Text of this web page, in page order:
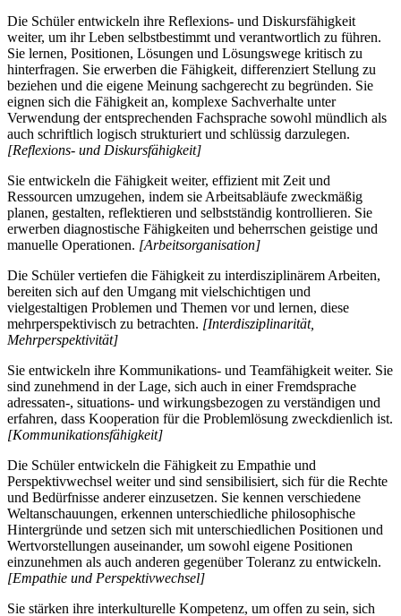
Die Schüler entwickeln ihre Reflexions- und Diskursfähigkeit
weiter, um ihr Leben selbstbestimmt und verantwortlich zu führen.
Sie lernen, Positionen, Lösungen und Lösungswege kritisch zu
hinterfragen. Sie erwerben die Fähigkeit, differenziert Stellung zu
beziehen und die eigene Meinung sachgerecht zu begründen. Sie
eignen sich die Fähigkeit an, komplexe Sachverhalte unter
Verwendung der entsprechenden Fachsprache sowohl mündlich als
auch schriftlich logisch strukturiert und schlüssig darzulegen.
[Reflexions- und Diskursfähigkeit]
Sie entwickeln die Fähigkeit weiter, effizient mit Zeit und
Ressourcen umzugehen, indem sie Arbeitsabläufe zweckmäßig
planen, gestalten, reflektieren und selbstständig kontrollieren. Sie
erwerben diagnostische Fähigkeiten und beherrschen geistige und
manuelle Operationen. [Arbeitsorganisation]
Die Schüler vertiefen die Fähigkeit zu interdisziplinärem Arbeiten,
bereiten sich auf den Umgang mit vielschichtigen und
vielgestaltigen Problemen und Themen vor und lernen, diese
mehrperspektivisch zu betrachten. [Interdisziplinarität,
Mehrperspektivität]
Sie entwickeln ihre Kommunikations- und Teamfähigkeit weiter. Sie
sind zunehmend in der Lage, sich auch in einer Fremdsprache
adressaten-, situations- und wirkungsbezogen zu verständigen und
erfahren, dass Kooperation für die Problemlösung zweckdienlich ist.
[Kommunikationsfähigkeit]
Die Schüler entwickeln die Fähigkeit zu Empathie und
Perspektivwechsel weiter und sind sensibilisiert, sich für die Rechte
und Bedürfnisse anderer einzusetzen. Sie kennen verschiedene
Weltanschauungen, erkennen unterschiedliche philosophische
Hintergründe und setzen sich mit unterschiedlichen Positionen und
Wertvorstellungen auseinander, um sowohl eigene Positionen
einzunehmen als auch anderen gegenüber Toleranz zu entwickeln.
[Empathie und Perspektivwechsel]
Sie stärken ihre interkulturelle Kompetenz, um offen zu sein, sich